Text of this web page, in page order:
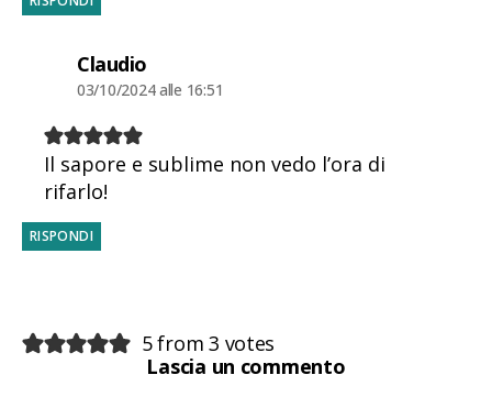
Claudiodice:
03/10/2024 alle 16:51
Il sapore e sublime non vedo l’ora di
rifarlo!
RISPONDI
5 from 3 votes
Lascia un commento